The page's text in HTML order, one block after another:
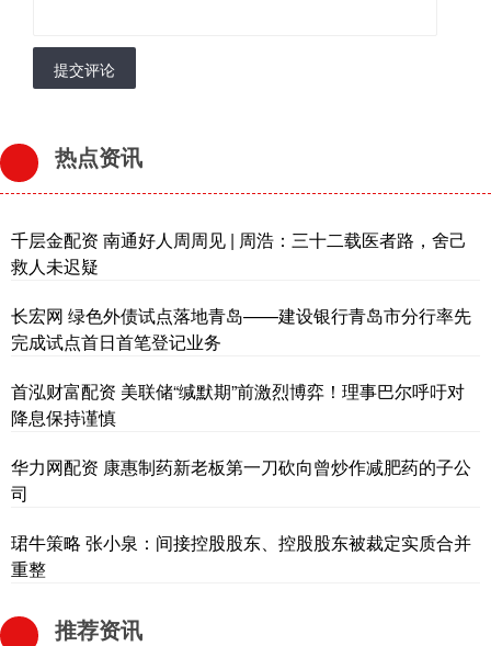
提交评论
热点资讯
千层金配资 南通好人周周见 | 周浩：三十二载医者路，舍己
救人未迟疑
长宏网 绿色外债试点落地青岛——建设银行青岛市分行率先
完成试点首日首笔登记业务
首泓财富配资 美联储“缄默期”前激烈博弈！理事巴尔呼吁对
降息保持谨慎
华力网配资 康惠制药新老板第一刀砍向曾炒作减肥药的子公
司
珺牛策略 张小泉：间接控股股东、控股股东被裁定实质合并
重整
推荐资讯